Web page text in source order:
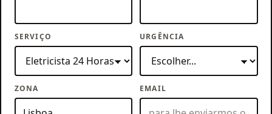
SERVIÇO URGÊNCIA
ZONA EMAIL